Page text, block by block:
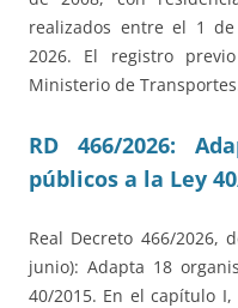
realizados entre el 1
2026. El registro
Ministerio de
RD 466/2026:
públicos a la Ley
Real Decreto 466/
junio): Adapta 18
40/2015. En el capítulo